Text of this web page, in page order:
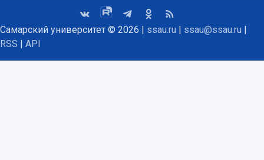
Самарский университет © 2026 | ssau.ru ssau@ssau.ru
RSS
API